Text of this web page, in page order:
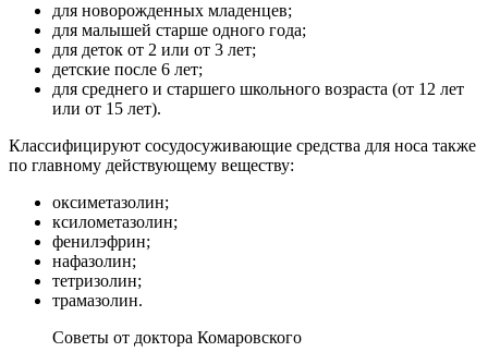
для новорожденных младенцев;
для малышей старше одного года;
для деток от 2 или от 3 лет;
детские после 6 лет;
для среднего и старшего школьного возраста (от 12 лет
или от 15 лет).
Классифицируют сосудосуживающие средства для носа также
по главному действующему веществу:
оксиметазолин;
ксилометазолин;
фенилэфрин;
нафазолин;
тетризолин;
трамазолин.
Советы от доктора Комаровского